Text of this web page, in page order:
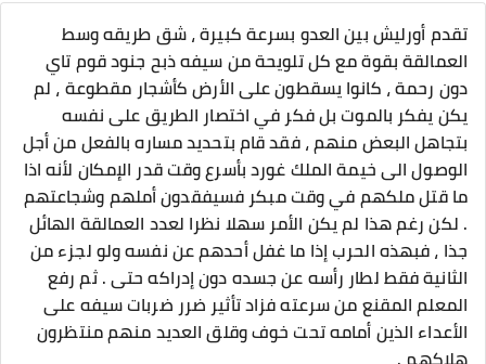
تقدم أورليش بين العدو بسرعة كبيرة ، شق طريقه وسط
العمالقة بقوة مع كل تلويحة من سيفه ذبح جنود قوم تاي
دون رحمة ، كانوا يسقطون على الأرض كأشجار مقطوعة ، لم
يكن يفكر بالموت بل فكر في اختصار الطريق على نفسه
بتجاهل البعض منهم ، فقد قام بتحديد مساره بالفعل من أجل
الوصول الى خيمة الملك غورد بأسرع وقت قدر الإمكان لأنه اذا
ما قتل ملكهم في وقت مبكر فسيفقدون أملهم وشجاعتهم
. لكن رغم هذا لم يكن الأمر سهلا نظرا لعدد العمالقة الهائل
جذا ، فبهذه الحرب إذا ما غفل أحدهم عن نفسه ولو لجزء من
الثانية فقط لطار رأسه عن جسده دون إدراكه حتى . ثم رفع
المعلم المقنع من سرعته فزاد تأثير ضرر ضربات سيفه على
الأعداء الذين أمامه تحت خوف وقلق العديد منهم منتظرون